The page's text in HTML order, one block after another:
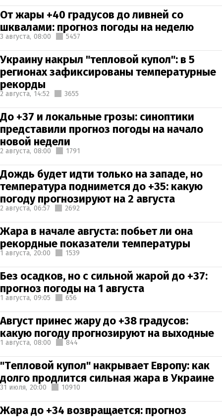
От жары +40 градусов до ливней со
шквалами: прогноз погоды на неделю
3 августа, 08:00 5457
Украину накрыл "тепловой купол": в 5
регионах зафиксированы температурные
рекорды
2 августа, 14:52 3655
До +37 и локальные грозы: синоптики
представили прогноз погоды на начало
новой недели
2 августа, 08:00 1791
Дождь будет идти только на западе, но
температура поднимется до +35: какую
погоду прогнозируют на 2 августа
2 августа, 06:57 2692
Жара в начале августа: побьет ли она
рекордные показатели температуры
1 августа, 20:00 1539
Без осадков, но с сильной жарой до +37:
прогноз погоды на 1 августа
1 августа, 09:05 656
Август принес жару до +38 градусов:
какую погоду прогнозируют на выходные
1 августа, 08:00 844
"Тепловой купол" накрывает Европу: как
долго продлится сильная жара в Украине
31 июля, 20:00 10910
Жара до +34 возвращается: прогноз